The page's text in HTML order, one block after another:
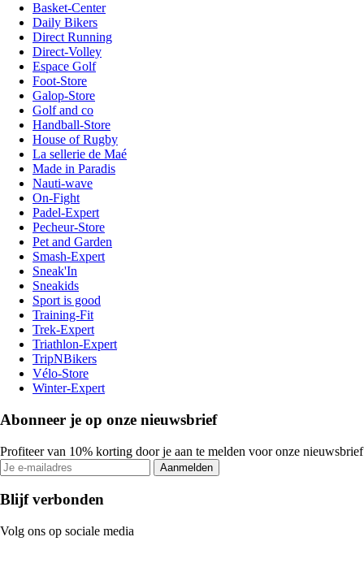
Basket-Center
Daily Bikers
Direct Running
Direct-Volley
Espace Golf
Foot-Store
Galop-Store
Golf and co
Handball-Store
House of Rugby
La sellerie de Maé
Made in Paradis
Nauti-wave
On-Fight
Padel-Expert
Pecheur-Store
Pet and Garden
Smash-Expert
Sneak'In
Sneakids
Sport is good
Training-Fit
Trek-Expert
Triathlon-Expert
TripNBikers
Vélo-Store
Winter-Expert
Abonneer je op onze nieuwsbrief
Profiteer van 10% korting door je aan te melden voor onze nieuwsbrief
Aanmelden
Blijf verbonden
Volg ons op sociale media